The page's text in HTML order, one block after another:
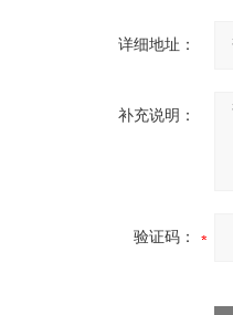
详细地址：
补充说明：
验证码：